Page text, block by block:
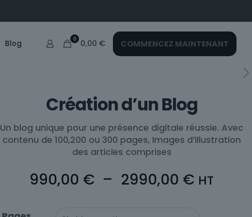
Blog 0 0,00 € COMMENCEZ MAINTENANT
Création d’un Blog
Un blog unique pour une présence digitale réussie. Avec
contenu de 100,200 ou 300 pages, Images d’illustration
des articles comprises
990,00 € – 2990,00 €Plage
HT